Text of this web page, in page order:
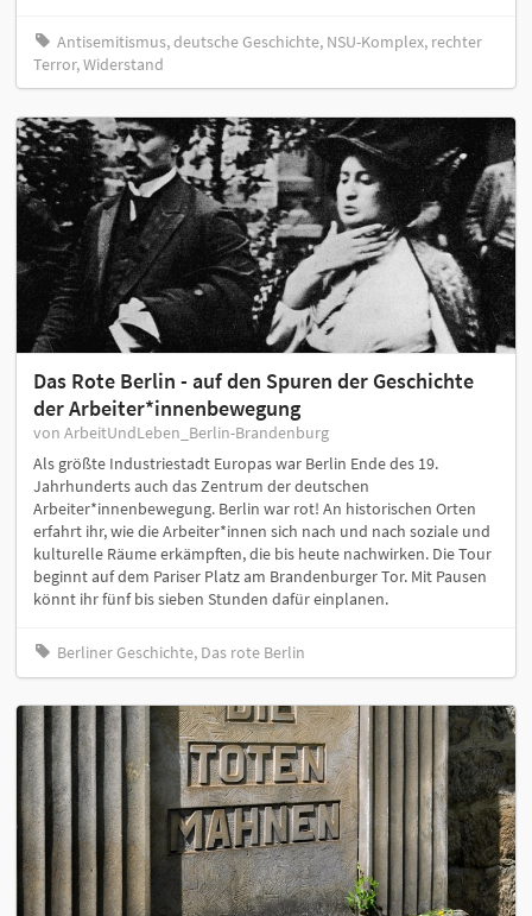
Antisemitismus, deutsche Geschichte, NSU-Komplex, rechter
Terror, Widerstand
Das Rote Berlin - auf den Spuren der Geschichte
der Arbeiter*innenbewegung
von ArbeitUndLeben_Berlin-Brandenburg
Als größte Industriestadt Europas war Berlin Ende des 19.
Jahrhunderts auch das Zentrum der deutschen
Arbeiter*innenbewegung. Berlin war rot! An historischen Orten
erfahrt ihr, wie die Arbeiter*innen sich nach und nach soziale und
kulturelle Räume erkämpften, die bis heute nachwirken. Die Tour
beginnt auf dem Pariser Platz am Brandenburger Tor. Mit Pausen
könnt ihr fünf bis sieben Stunden dafür einplanen.
Berliner Geschichte, Das rote Berlin